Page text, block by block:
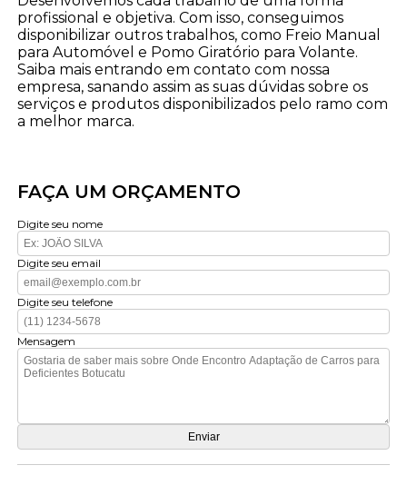
profissional e objetiva. Com isso, conseguimos
disponibilizar outros trabalhos, como Freio Manual
para Automóvel e Pomo Giratório para Volante.
Saiba mais entrando em contato com nossa
empresa, sanando assim as suas dúvidas sobre os
serviços e produtos disponibilizados pelo ramo com
a melhor marca.
FAÇA UM ORÇAMENTO
Digite seu nome
Digite seu email
Digite seu telefone
Mensagem